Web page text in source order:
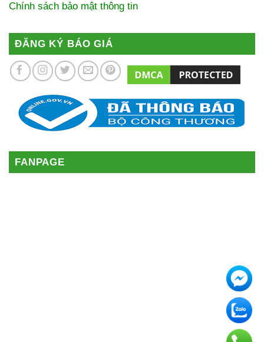
Chính sách bảo mật thông tin
ĐĂNG KÝ BÁO GIÁ
FANPAGE